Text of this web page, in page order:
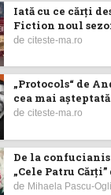
Iată cu ce cărţi
Fiction noul
deciteste-ma.ro
„Protocols“ de
cea mai
deciteste-ma.ro
De la
„Cele Patru Cărți”
de Mihaela Pascu-